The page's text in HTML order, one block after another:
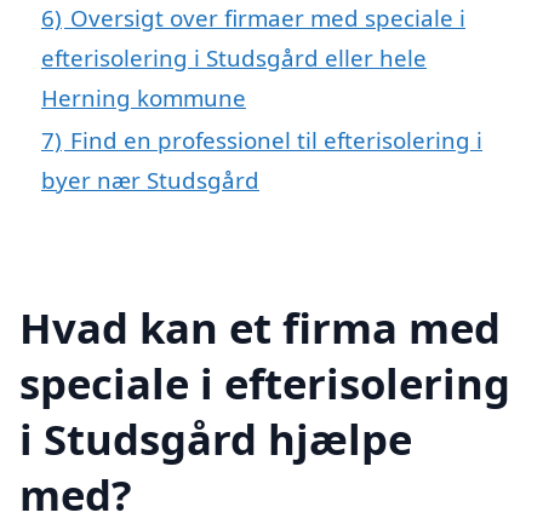
6) Oversigt over firmaer med speciale i
efterisolering i Studsgård eller hele
Herning kommune
7) Find en professionel til efterisolering i
byer nær Studsgård
Hvad kan et firma med
speciale i efterisolering
i Studsgård hjælpe
med?